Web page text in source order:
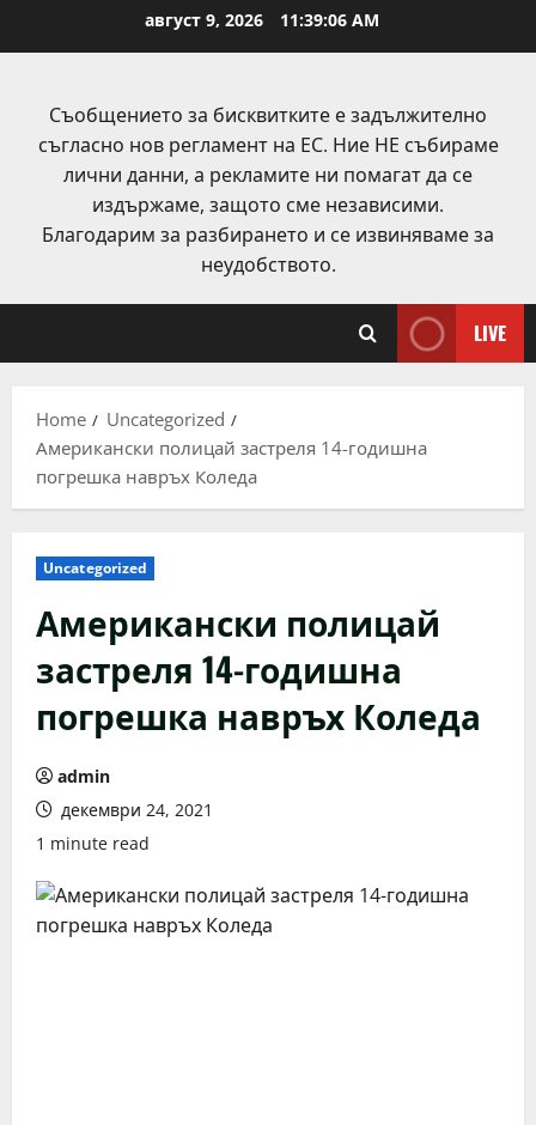
август 9, 2026 11:39:06 AM
Съобщението за бисквитките е задължително
съгласно нов регламент на ЕС. Ние НЕ събираме
лични данни, а рекламите ни помагат да се
издържаме, защото сме независими.
Благодарим за разбирането и се извиняваме за
неудобството.
LIVE
Home
Uncategorized
Американски полицай застреля 14-годишна
погрешка навръх Коледа
Uncategorized
Американски полицай
застреля 14-годишна
погрешка навръх Коледа
admin
декември 24, 2021
1 minute read